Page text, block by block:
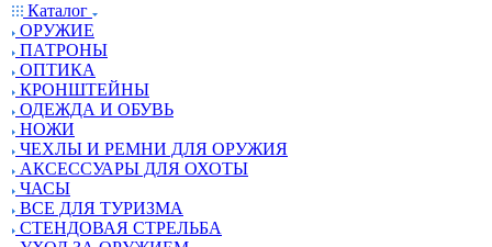
Каталог
ОРУЖИЕ
ПАТРОНЫ
ОПТИКА
КРОНШТЕЙНЫ
ОДЕЖДА И ОБУВЬ
НОЖИ
ЧЕХЛЫ И РЕМНИ ДЛЯ ОРУЖИЯ
АКСЕССУАРЫ ДЛЯ ОХОТЫ
ЧАСЫ
ВСЕ ДЛЯ ТУРИЗМА
СТЕНДОВАЯ СТРЕЛЬБА